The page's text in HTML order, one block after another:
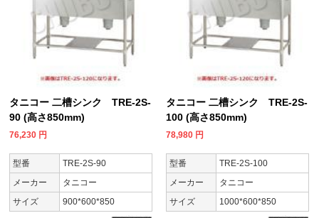
タニコー 二槽シンク TRE-2S-
90 (高さ850mm)
76,230 円
型番
TRE-2S-90
メーカー
タニコー
サイズ
900*600*850
タニコー 二槽シンク TRE-2S-
100 (高さ850mm)
78,980 円
型番
TRE-2S-100
メーカー
タニコー
サイズ
1000*600*850